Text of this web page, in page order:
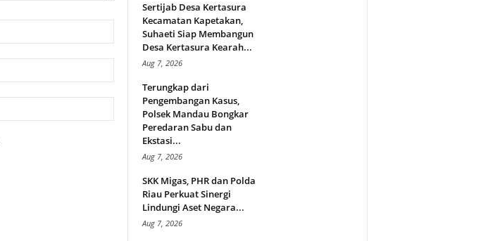
Sertijab Desa Kertasura
Kecamatan Kapetakan,
Suhaeti Siap Membangun
Desa Kertasura Kearah...
Aug 7, 2026
Terungkap dari
Pengembangan Kasus,
Polsek Mandau Bongkar
Peredaran Sabu dan
Ekstasi...
Aug 7, 2026
SKK Migas, PHR dan Polda
Riau Perkuat Sinergi
Lindungi Aset Negara...
Aug 7, 2026